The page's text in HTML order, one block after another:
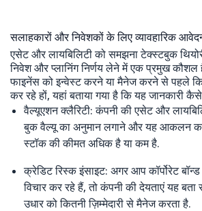
सलाहकारों और निवेशकों के लिए व्यावहारिक
एसेट और लायबिलिटी को समझना टेक्स्टबुक
निवेश और प्लानिंग निर्णय लेने में एक प्रमुख
फाइनेंस को इन्वेस्ट करने या मैनेज करने से पहले
कर रहे हों, यहां बताया गया है कि यह जानकारी
वैल्यूएशन क्लैरिटी: कंपनी की एसेट और
बुक वैल्यू का अनुमान लगाने और यह आकलन
स्टॉक की कीमत अधिक है या कम है.
क्रेडिट रिस्क इंसाइट: अगर आप कॉर्पोरेट
विचार कर रहे हैं, तो कंपनी की देयताएं यह
उधार को कितनी ज़िम्मेदारी से मैनेज करता है.